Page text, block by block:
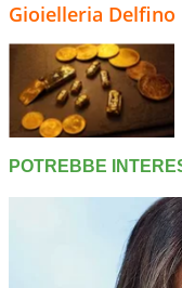
Gioielleria Delfino